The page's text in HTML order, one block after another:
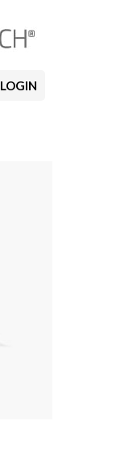
LOGIN